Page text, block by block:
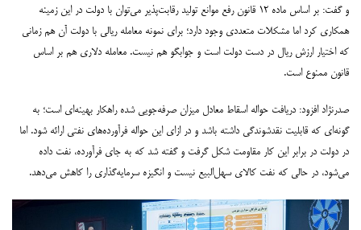
و گفت: بر اساس ماده ۱۲ قانون رفع موانع تولید رقابت‌پذیر می‌توان با دولت در این زمینه
همکاری کرد اما مشکلات متعددی وجود دارد؛ برای نمونه معامله ریالی با دولت آن هم زمانی
که اختیار ارزش ریال در دست دولت است و جوابگو هم نیست. معامله دلاری هم بر اساس
قانون ممنوع است.
صدرنژاد افزود: دریافت حواله اسقاط معادل میزان صرفه‌جویی شده راهکار بهینه‌ای است؛ به
گونه‌ای که قابلیت نقدشوندگی داشته باشد و در ازای این حواله فرآورده‌های نفتی ارائه شود. اما
در دولت در برابر این کار مقاومت شکل گرفت و گفته شد که به جای فرآورده، نفت داده
می‌شود، در حالی که نفت کالای سهل‌البیع نیست و انگیزه سرمایه‌گذاری را کاهش می‌دهد.